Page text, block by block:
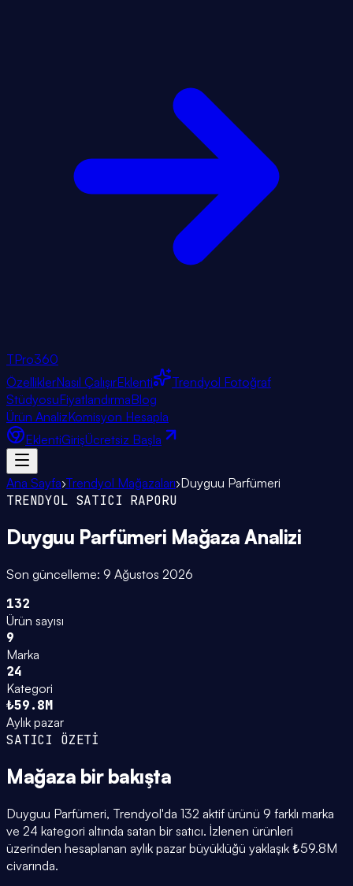
TPro360
ÖzelliklerNasıl ÇalışırEklenti
Trendyol Fotoğraf
StüdyosuFiyatlandırmaBlog
Ürün AnalizKomisyon Hesapla
EklentiGirişÜcretsiz Başla
Ana Sayfa›Trendyol Mağazaları›Duyguu Parfümeri
TRENDYOL SATICI RAPORU
Duyguu Parfümeri Mağaza Analizi
Son güncelleme: 9 Ağustos 2026
132
Ürün sayısı
9
Marka
24
Kategori
₺59.8M
Aylık pazar
SATICI ÖZETİ
Mağaza bir bakışta
Duyguu Parfümeri, Trendyol'da 132 aktif ürünü 9 farklı marka
ve 24 kategori altında satan bir satıcı. İzlenen ürünleri
üzerinden hesaplanan aylık pazar büyüklüğü yaklaşık ₺59.8M
civarında.